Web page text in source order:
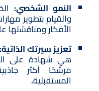
النمو الشخصي:
والقيام بتطوير
الأفكار ومناقشتها
تعزيز سيرتك الذاتية:
هي شهادة على
مرشحًا أكثر
المستقبلية.